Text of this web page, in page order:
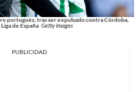
portugués, tras ser expulsado contra Córdoba,
de España Getty Images
PUBLICIDAD